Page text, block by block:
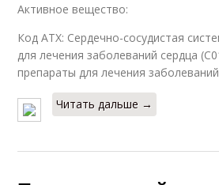
Активное вещество:
Код ATX: Сердечно-сосудистая
для лечения заболеваний сердца
препараты для лечения
Читать дальше →